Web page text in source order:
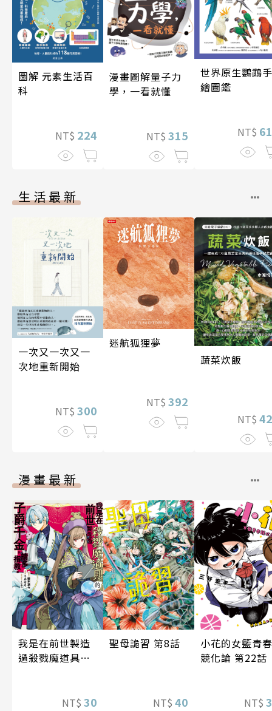
圖解 元素生活百
科
NT$ 224
漫畫圖解量子力
學，一看就懂
NT$ 315
世界原生鸚鵡手
繪圖鑑
NT$
生活最新
一次又一次又一
次地重新開始
NT$ 300
迷航狐狸夢
NT$ 392
蔬菜炊飯
NT$
漫畫最新
我是在前世製造
過殺戮魔道具的
NT$ 30
聖母詭習 第8話
NT$ 40
小花的女籃青春
競化論 第22話
NT$